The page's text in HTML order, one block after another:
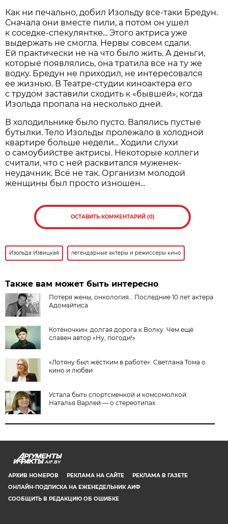
Как ни печально, добил Изольду все-таки Бредун.
Сначала они вместе пили, а потом он ушел
к соседке-спекулянтке... Этого актриса уже
выдержать не смогла. Нервы совсем сдали.
Ей практически не на что было жить. А деньги,
которые появлялись, она тратила все на ту же
водку. Бредун не приходил, не интересовался
ее жизнью. В Театре-студии киноактера его
с трудом заставили сходить к «бывшей», когда
Изольда пропала на несколько дней.
В холодильнике было пусто. Валялись пустые
бутылки. Тело Изольды пролежало в холодной
квартире больше недели... Ходили слухи
о самоубийстве актрисы. Некоторые коллеги
считали, что с ней расквитался муженек-
неудачник. Всё не так. Организм молодой
женщины был просто изношен...
ОСТАВИТЬ КОММЕНТАРИЙ (0)
Изольда Извицкая легендарные актеры и режиссеры кино
Также вам может быть интересно
Потеря жены, онкология… Последние 10 лет актера
Адомайтиса
Котёночкин: долгая дорога к Волку. Чем ещё
славен автор «Ну, погоди!»
«Лотяну был жёстким в работе». Светлана Тома о
кино и любви
Устала быть спортсменкой и комсомолкой.
Наталья Варлей — о стереотипах
AIF.BY
АРХИВ НОМЕРОВ РЕКЛАМА НА САЙТЕ
РЕКЛАМА В ГАЗЕТЕ
ОНЛАЙН-ПОДПИСКА НА ЕЖЕНЕДЕЛЬНИК АИФ
СООБЩИТЬ В РЕДАКЦИЮ ОБ ОШИБКЕ